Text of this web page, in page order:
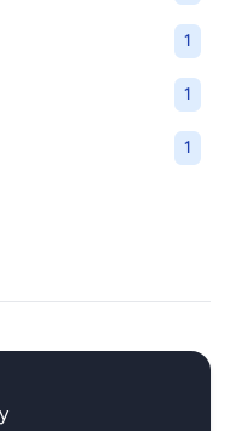
1
1
1